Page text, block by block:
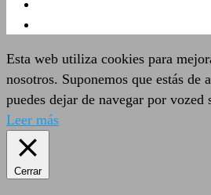
Esta web utiliza cookies para
nosotros. Suponemos que estás de
puedes dejar de navegar por vozed
Leer más
Cerrar